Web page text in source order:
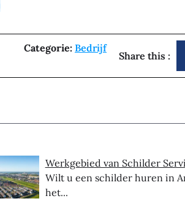
Categorie: Bedrijf
Share this :
Werkgebied van Schilder
Wilt u een schilder huren in
het...